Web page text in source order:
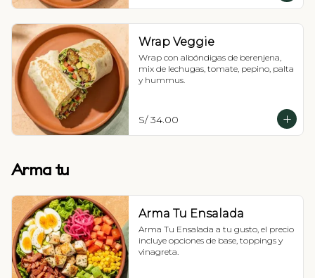
Wrap Veggie
Wrap con albóndigas de berenjena,
mix de lechugas, tomate, pepino, palta
y hummus.
S/ 34.00
Arma tu
Arma Tu Ensalada
Arma Tu Ensalada a tu gusto, el precio
incluye opciones de base, toppings y
vinagreta.